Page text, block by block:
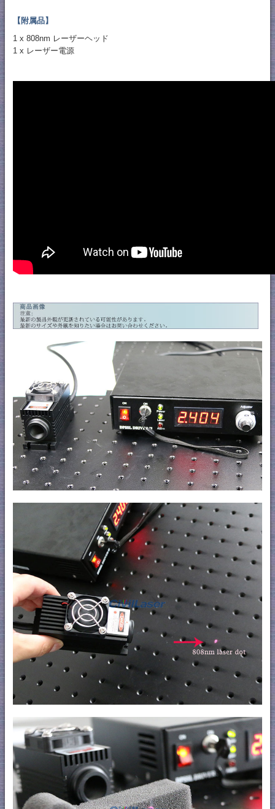
【附属品】
1 x 808nm レーザーヘッド
1 x レーザー電源